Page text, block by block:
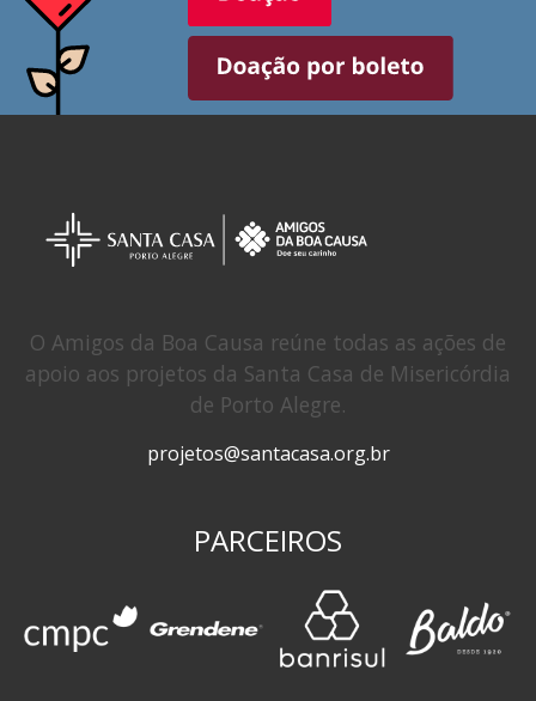
O Amigos da Boa Causa reúne todas as ações de
apoio aos projetos da Santa Casa de Misericórdia
de Porto Alegre.
projetos@santacasa.org.br
PARCEIROS